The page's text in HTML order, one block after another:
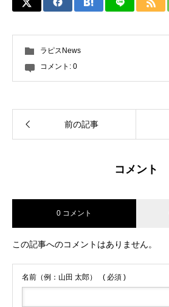
ラピスNews
コメント: 0
前の記事
コメント
0 コメント
この記事へのコメントはありません。
名前（例：山田 太郎） ( 必須 )